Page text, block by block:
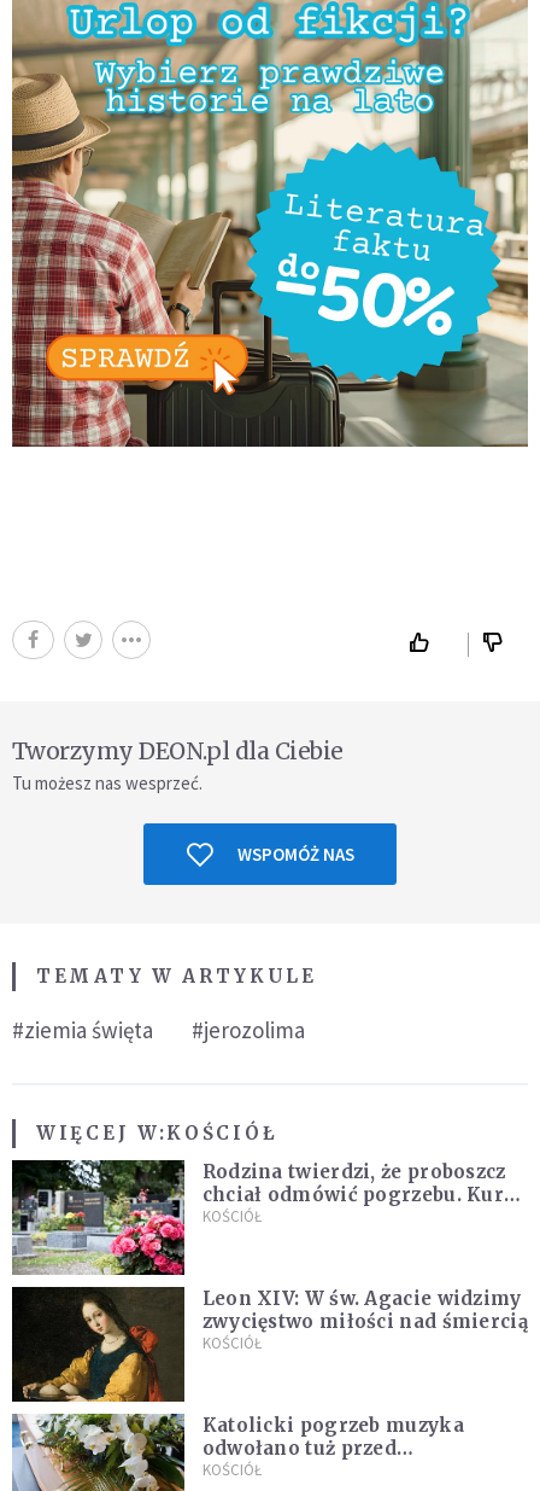
Tworzymy DEON.pl dla Ciebie
Tu możesz nas wesprzeć.
WSPOMÓŻ NAS
TEMATY W ARTYKULE
#ziemia święta #jerozolima
WIĘCEJ W:KOŚCIÓŁ
Rodzina twierdzi, że proboszcz
chciał odmówić pogrzebu. Kuria
zapowiada wyjaśnienia
KOŚCIÓŁ
Leon XIV: W św. Agacie widzimy
zwycięstwo miłości nad śmiercią
KOŚCIÓŁ
Katolicki pogrzeb muzyka
odwołano tuż przed
uroczystością. Powodem była
KOŚCIÓŁ